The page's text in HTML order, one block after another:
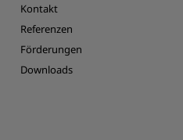
Kontakt
Referenzen
Förderungen
Downloads